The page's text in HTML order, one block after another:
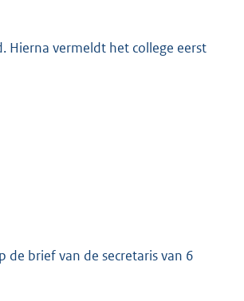
Hierna vermeldt het college eerst
brief van de secretaris van 6